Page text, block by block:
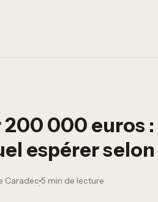
200 000 euros
espérer
Caradec
·
5 min de lecture